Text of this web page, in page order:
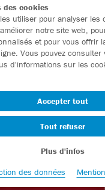
des cookies
utiliser pour analyser les
notre site web,
et pour vous offrir
Vous pouvez consulter
d'informations sur les
Accepter tout
Tout refuser
Plus d'infos
des données